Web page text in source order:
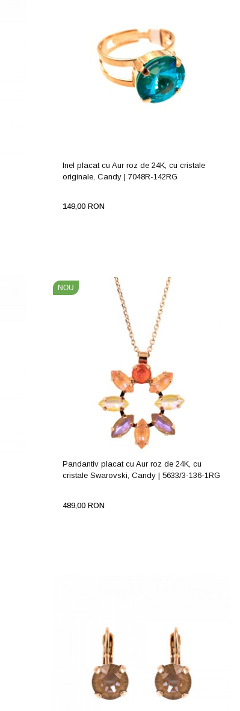
Inel placat cu Aur roz de 24K, cu cristale
originale, Candy | 7048R-142RG
149,00 RON
NOU
Pandantiv placat cu Aur roz de 24K, cu
cristale Swarovski, Candy | 5633/3-136-1RG
489,00 RON